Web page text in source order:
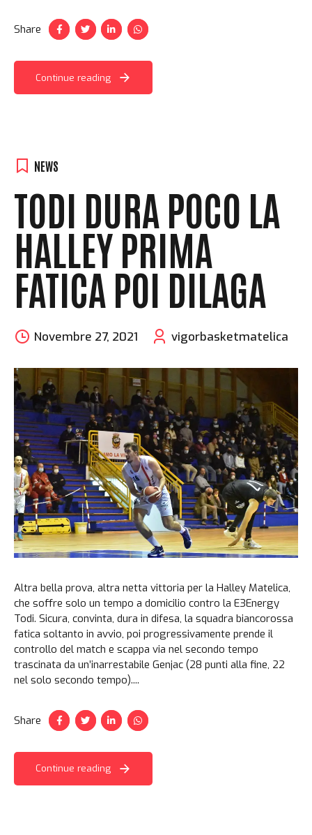
Share
Continue reading
NEWS
TODI DURA POCO LA
HALLEY PRIMA
FATICA POI DILAGA
Novembre 27, 2021 vigorbasketmatelica
Altra bella prova, altra netta vittoria per la Halley Matelica,
che soffre solo un tempo a domicilio contro la E3Energy
Todi. Sicura, convinta, dura in difesa, la squadra biancorossa
fatica soltanto in avvio, poi progressivamente prende il
controllo del match e scappa via nel secondo tempo
trascinata da un’inarrestabile Genjac (28 punti alla fine, 22
nel solo secondo tempo)....
Share
Continue reading